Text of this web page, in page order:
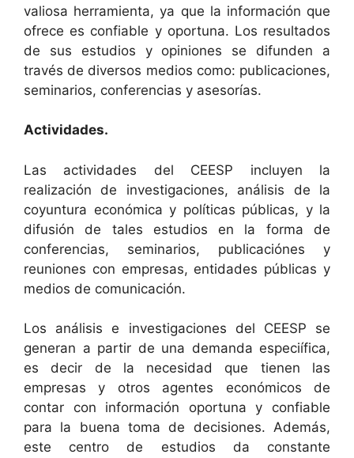
valiosa herramienta, ya que la información que
ofrece es confiable y oportuna. Los resultados
de sus estudios y opiniones se difunden a
través de diversos medios como: publicaciones,
seminarios, conferencias y asesorías.
Actividades.
Las actividades del CEESP incluyen la
realización de investigaciones, análisis de la
coyuntura económica y políticas públicas, y la
difusión de tales estudios en la forma de
conferencias, seminarios, publicaciónes y
reuniones con empresas, entidades públicas y
medios de comunicación.
Los análisis e investigaciones del CEESP se
generan a partir de una demanda especiífica,
es decir de la necesidad que tienen las
empresas y otros agentes económicos de
contar con información oportuna y confiable
para la buena toma de decisiones. Además,
este centro de estudios da constante